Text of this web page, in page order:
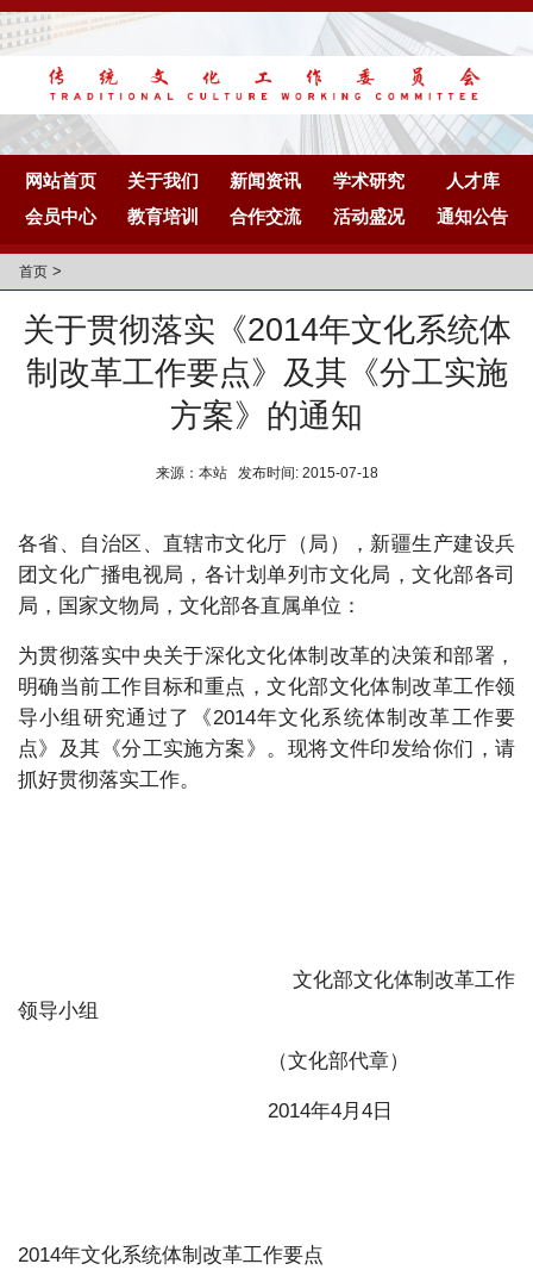
网站首页 关于我们 新闻资讯 学术研究
人才库
会员中心
教育培训 合作交流 活动盛况 通知公告
首页 >
关于贯彻落实《2014年文化系统体
制改革工作要点》及其《分工实施
方案》的通知
来源：本站 发布时间: 2015-07-18
各省、自治区、直辖市文化厅（局），新疆生产建设兵
团文化广播电视局，各计划单列市文化局，文化部各司
局，国家文物局，文化部各直属单位：
为贯彻落实中央关于深化文化体制改革的决策和部署，
明确当前工作目标和重点，文化部文化体制改革工作领
导小组研究通过了《2014年文化系统体制改革工作要
点》及其《分工实施方案》。现将文件印发给你们，请
抓好贯彻落实工作。
文化部文化体制改革工作
领导小组
（文化部代章）
2014年4月4日
2014年文化系统体制改革工作要点